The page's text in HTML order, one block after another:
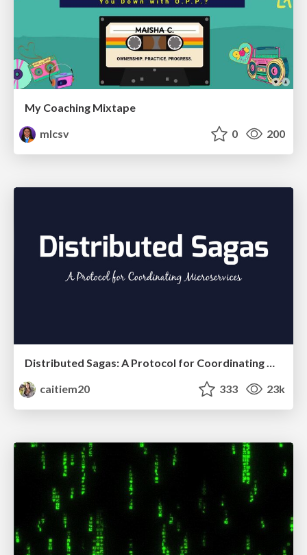
My Coaching Mixtape
mlcsv
0 200
Distributed Sagas: A Protocol for Coordinating Microservices
caitiem20
333 23k